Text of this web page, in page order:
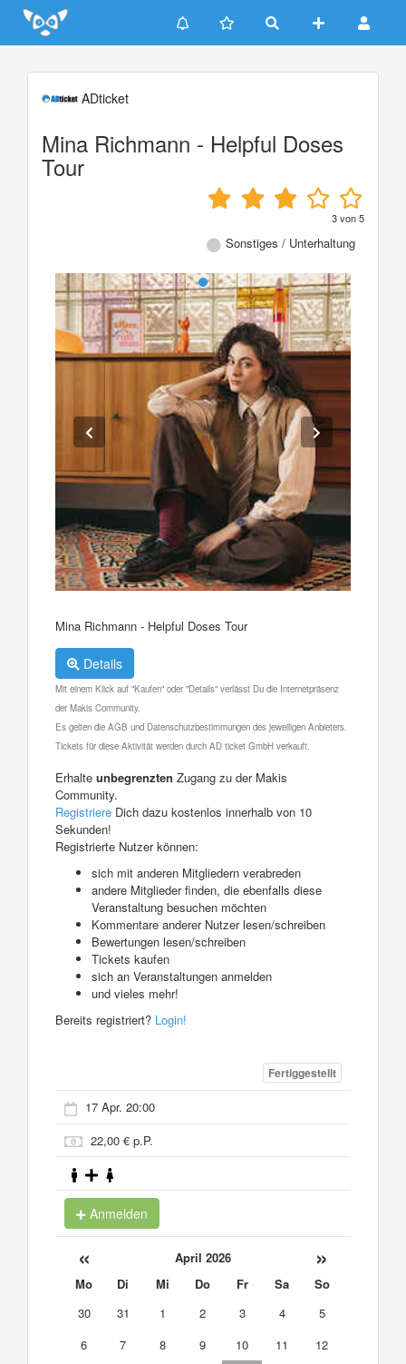
Update cookies preferences
ADticket
Mina Richmann - Helpful Doses
Tour
3von5
Sonstiges / Unterhaltung
Mina Richmann - Helpful Doses Tour
Details
Mit einem Klick auf "Kaufen" oder "Details" verlässt Du die Internetpräsenz
der Makis Community.
Es gelten die AGB und Datenschutzbestimmungen des jeweiligen Anbieters.
Tickets für diese Aktivität werden durch AD ticket GmbH verkauft.
Erhalte unbegrenzten Zugang zu der Makis
Community.
Registriere Dich dazu kostenlos innerhalb von 10
Sekunden!
Registrierte Nutzer können:
sich mit anderen Mitgliedern verabreden
andere Mitglieder finden, die ebenfalls diese
Veranstaltung besuchen möchten
Kommentare anderer Nutzer lesen/schreiben
Bewertungen lesen/schreiben
Tickets kaufen
sich an Veranstaltungen anmelden
und vieles mehr!
Bereits registriert? Login!
Fertiggestellt
17 Apr. 20:00
22,00 € p.P.
Anmelden
« April 2026 »
Mo Di Mi Do Fr Sa
So
30
31 1 2 3 4
5
6
7 8 9 10 11
12